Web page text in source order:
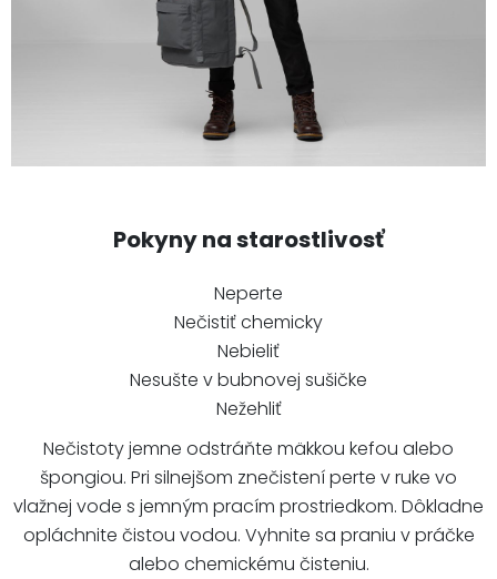
Pokyny na starostlivosť
Neperte
Nečistiť chemicky
Nebieliť
Nesušte v bubnovej sušičke
Nežehliť
Nečistoty jemne odstráňte mäkkou kefou alebo
špongiou. Pri silnejšom znečistení perte v ruke vo
vlažnej vode s jemným pracím prostriedkom. Dôkladne
opláchnite čistou vodou. Vyhnite sa praniu v práčke
alebo chemickému čisteniu.